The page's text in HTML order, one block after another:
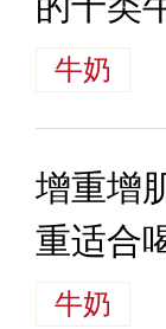
牛奶
增重增
重适合
牛奶